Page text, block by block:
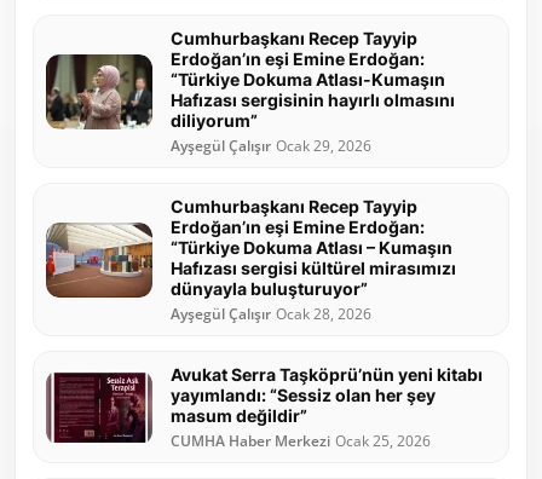
Cumhurbaşkanı Recep Tayyip
Erdoğan’ın eşi Emine Erdoğan:
“Türkiye Dokuma Atlası-Kumaşın
Hafızası sergisinin hayırlı olmasını
diliyorum”
Ayşegül Çalışır Ocak 29, 2026
Cumhurbaşkanı Recep Tayyip
Erdoğan’ın eşi Emine Erdoğan:
“Türkiye Dokuma Atlası – Kumaşın
Hafızası sergisi kültürel mirasımızı
dünyayla buluşturuyor”
Ayşegül Çalışır Ocak 28, 2026
Avukat Serra Taşköprü’nün yeni kitabı
yayımlandı: “Sessiz olan her şey
masum değildir”
CUMHA Haber Merkezi Ocak 25, 2026